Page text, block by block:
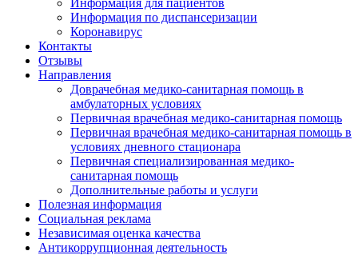
Информация для пациентов
Информация по диспансеризации
Коронавирус
Контакты
Отзывы
Направления
Доврачебная медико-санитарная помощь в
амбулаторных условиях
Первичная врачебная медико-санитарная помощь
Первичная врачебная медико-санитарная помощь в
условиях дневного стационара
Первичная специализированная медико-
санитарная помощь
Дополнительные работы и услуги
Полезная информация
Социальная реклама
Независимая оценка качества
Антикоррупционная деятельность